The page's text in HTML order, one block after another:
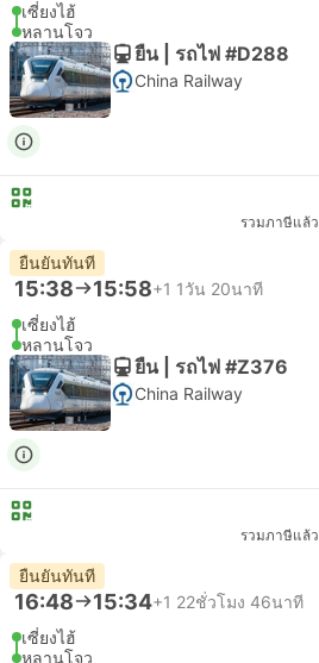
เซี่ยงไฮ้
หลานโจว
ยืน | รถไฟ #D288
China Railway
รวมภาษีแล้ว
ยืนยันทันที
15:38 15:58+1 1วัน 20นาที
เซี่ยงไฮ้
หลานโจว
ยืน | รถไฟ #Z376
China Railway
รวมภาษีแล้ว
ยืนยันทันที
16:48 15:34+1 22ชั่วโมง 46นาที
เซี่ยงไฮ้
หลานโจว